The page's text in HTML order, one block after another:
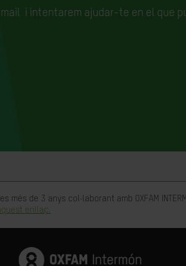
i intentarem ajudar-te en el que
de 3 anys col·laborant amb OXFAM
enllaç.